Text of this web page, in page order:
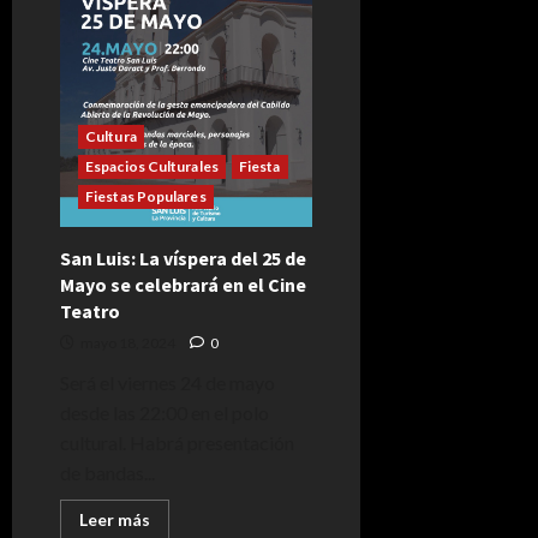
clásicas
y
antiguas
volverán
a
desfilar
el
25
de
Mayo
Cultura
Espacios Culturales
Fiesta
Fiestas Populares
San Luis: La víspera del 25 de
Mayo se celebrará en el Cine
Teatro
0
Leer más